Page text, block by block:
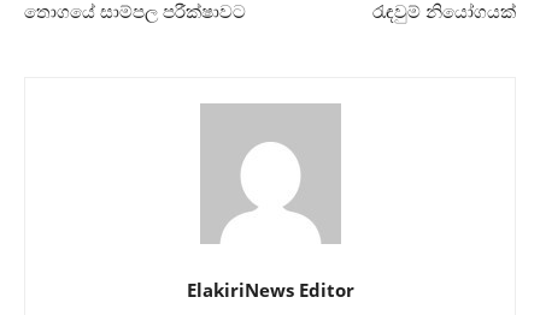
තොගයේ සාම්පල පරීක්ෂාවට
රැඳවුම් නියෝගයක්
ElakiriNews Editor